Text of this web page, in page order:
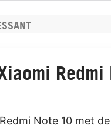
Redmi
Note 10 met